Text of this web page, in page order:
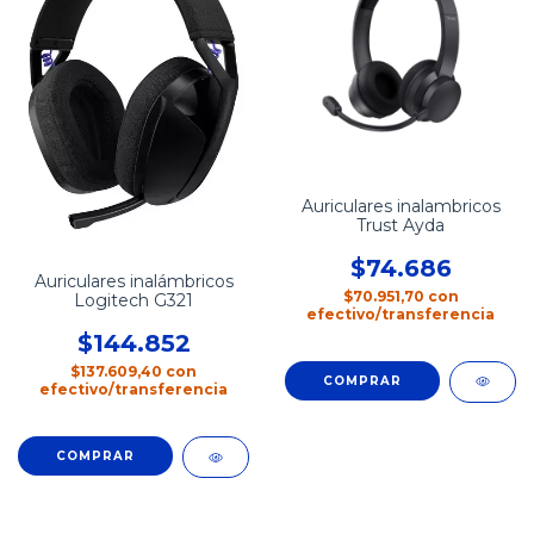
Auriculares inalámbricos
Logitech G321
$144.852
$137.609,40 con
efectivo/transferencia
Auriculares inalambricos
Trust Ayda
$74.686
$70.951,70 con
efectivo/transferencia